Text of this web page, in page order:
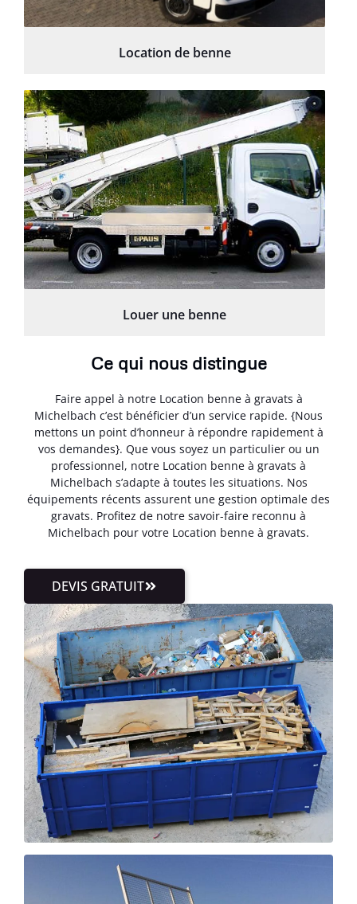
Location de benne
Louer une benne
Ce qui nous distingue
Faire appel à notre Location benne à gravats à
Michelbach c’est bénéficier d’un service rapide. {Nous
mettons un point d’honneur à répondre rapidement à
vos demandes}. Que vous soyez un particulier ou un
professionnel, notre Location benne à gravats à
Michelbach s’adapte à toutes les situations. Nos
équipements récents assurent une gestion optimale des
gravats. Profitez de notre savoir-faire reconnu à
Michelbach pour votre Location benne à gravats.
DEVIS GRATUIT